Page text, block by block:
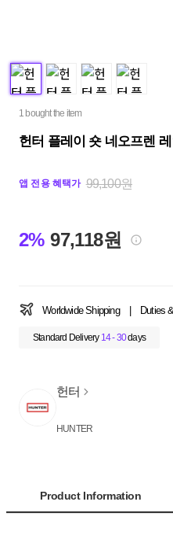
1 bought the item
헌터 플레이 숏 네오프렌
앱 전용 혜택가 99,100원
2% 97,118원
Worldwide Shipping Duties
Standard Delivery 14 - 30days
헌터
HUNTER
Product Information